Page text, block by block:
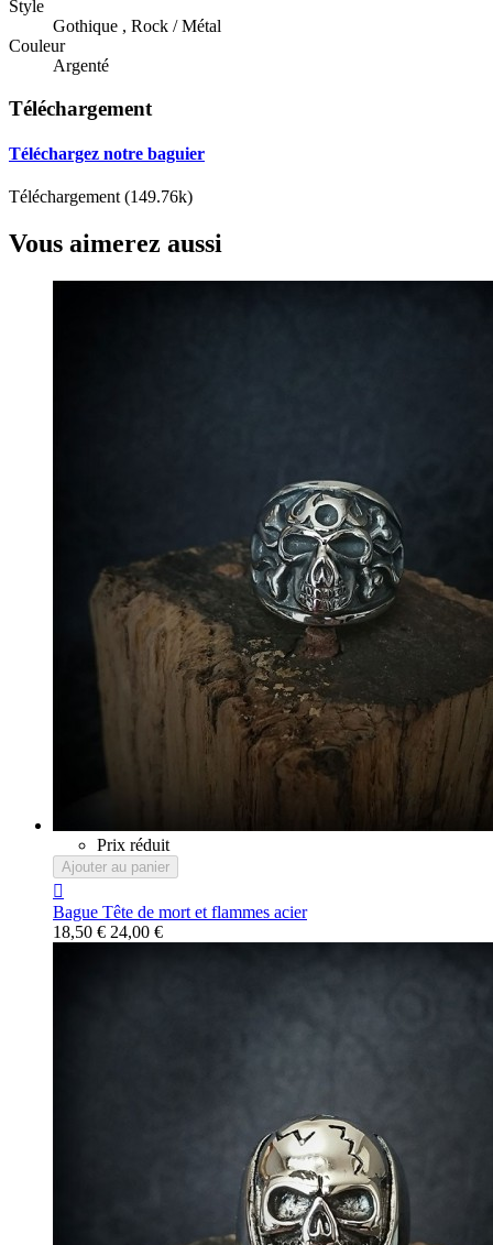
Style
Gothique , Rock / Métal
Couleur
Argenté
Téléchargement
Téléchargez notre baguier
Téléchargement (149.76k)
Vous aimerez aussi
Prix réduit
Ajouter au panier

Bague Tête de mort et flammes acier
18,50 € 24,00 €